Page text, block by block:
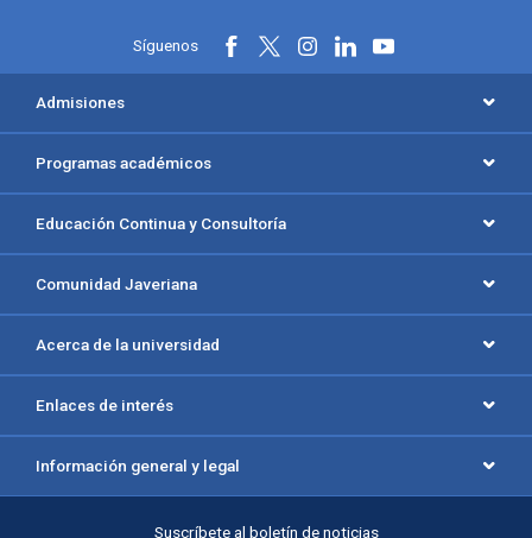
Síguenos
Menú principal del footer
Admisiones
Programas académicos
Educación Continua y Consultoría
Comunidad Javeriana
Acerca de la universidad
Enlaces de interés
Información general y legal
Suscríbete al boletín de noticias